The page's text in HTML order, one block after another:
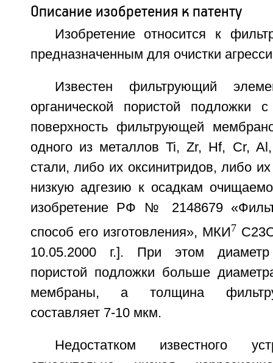
Описание изобретения к патенту
Изобретение относится к
предназначенным для очистки
Известен фильтрующий
органической пористой подложки
поверхность фильтрующей
одного из металлов Ti, Zr, Hf, Cr,
стали, либо их оксинитридов, либо
низкую адгезию к осадкам
изобретение РФ № 2148679
способ его изготовления», МКИ7
10.05.2000 г.]. При этом диаметр
пористой подложки больше
мембраны, а толщина
составляет 7-10 мкм.
Недостатком известного